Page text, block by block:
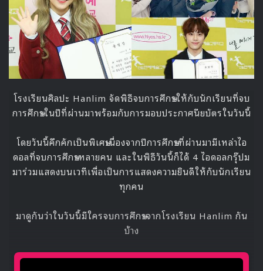
โรงเรียนศิลปะ Hanlim จัดพิธีจบการศึกษาให้กับนักเรียนที่จบ
การศึกษาในปีที่ผ่านมาพร้อมกับการมอบประกาศนียบัตรในวันนี้
โดยวันนี้คึกคักเป็นพิเศษเนื่องจากปีการศึกษาที่ผ่านมามีเหล่าไอ
ดอลที่จบการศึกษาหลายคน และในพิธีวันนี้ก็ได้ 4 ไอดอลกรุ๊ปม
มาร่วมแสดงบนเวทีเพื่อเป็นการแสดงความยินดีให้กับนักเรียน
ทุกคน
มาดูกันว่าในวันนี้มีใครจบการศึกษาจากโรงเรียน Hanlim กัน
บ้าง